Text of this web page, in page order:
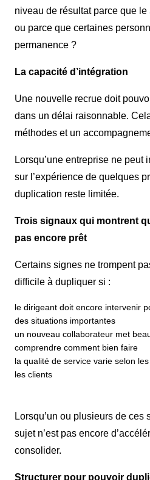
niveau de résultat parce que
ou parce que certaines
permanence ?
La capacité d’intégration
Une nouvelle recrue doit
dans un délai raisonnable.
méthodes et un
Lorsqu’une entreprise ne peut
sur l’expérience de quelques
duplication reste limitée.
Trois signaux qui montrent
pas encore prêt
Certains signes ne trompent
difficile à dupliquer si :
le dirigeant doit encore intervenir
des situations importantes
un nouveau collaborateur met
comprendre comment bien faire
la qualité de service varie selon
les clients
Lorsqu’un ou plusieurs de ces
sujet n’est pas encore
consolider.
Structurer pour pouvoir